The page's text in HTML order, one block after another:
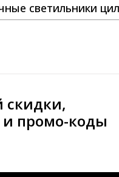
светильники
скидки,
и промо-коды